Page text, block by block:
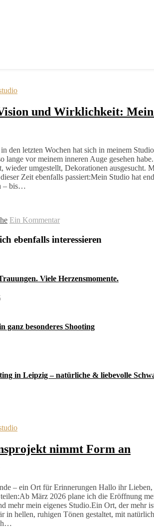
und Wirklichkeit:
den letzten Wochen hat sich in meinem
lange vor meinem inneren Auge gesehen
wieder umgestellt, Dekorationen ausgesucht.
Zeit ebenfalls passiert:Mein Studio hat
– bis…
Ein Kommentar
ebenfalls interessieren
Viele Herzensmomente.
ganz besonderes Shooting
in Leipzig – natürliche & liebevolle
nimmt Form an
– ein Ort für Erinnerungen Hallo ihr
März 2026 plane ich die Eröffnung
mehr mein eigenes Studio.Ein Ort, der
in hellen, ruhigen Tönen gestaltet, mit